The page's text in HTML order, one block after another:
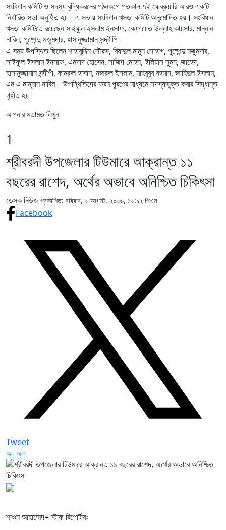
সংবিধান কমিটি ও সদস্য বৃদ্ধিকরনের গঠনকল্পে গতকাল ৭ই ফেব্রুয়ারি আরও একটি
নির্ধারিত সভা অনুষ্ঠিত হয়। এ সভায় সংবিধান খসড়া কমিটি অনুমোদিত হয়। সংবিধান
খসড়া কমিটিতে রয়েছেন সাইফুল ইসলাম ইনসাফ, কেফায়েত উল্লাহ কায়সার, মান্নান
নাবিল, পুষ্পেন্দু মজুমদার, হাসানুজ্জামান সন্দ্বীপি।
এ সময় উপস্থিত ছিলেন শাহাবুদ্দিন সৌরভ, রিয়াদুল মামুন সোহাগ, পুষ্পেন্দু মজুমদার,
সাইফুল ইসলাম ইনসাফ, এমদাদ হোসেন, সাজিদ মোহন, ইলিয়াস সুমন, জাহেদ,
হাসানুজ্জামান সন্দীপী, কামরুল হাসান, নজরুল ইসলাম, মাহবুবুর রহমান, জাহিদুল ইসলাম,
এম এ মান্নান নাবিল। উপস্থিতিদের ফরম পূরণের মাধ্যমে সদস্যভুক্ত করার সিদ্ধান্ত
গৃহীত হয়।
আপনার মতামত লিখুন
1
শ্রীবরদী উপজেলার টিউমারে আক্রান্ত ১১
বছরের রাশেদ, অর্থের অভাবে অনিশ্চিত চিকিৎসা
ডেস্ক নিউজ প্রকাশিত: রবিবার, ২ আগস্ট, ২০২৬, ১২:১২ পিএম
Facebook
Tweet
অ-অ+
শাওন আহাম্মেদ= স্টাফ রিপোর্টারঃ